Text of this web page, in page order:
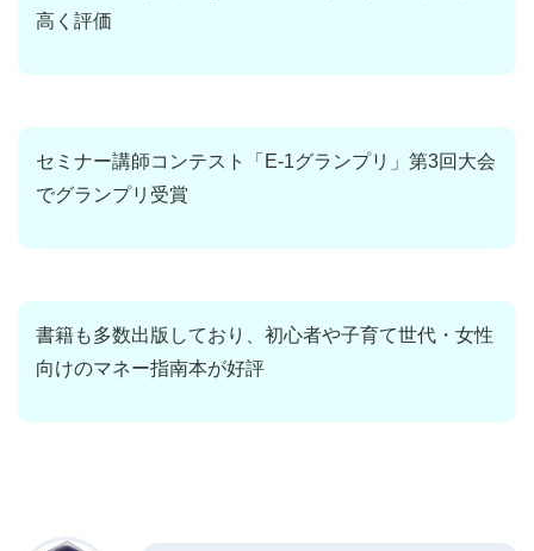
高く評価
セミナー講師コンテスト「E-1グランプリ」第3回大会
でグランプリ受賞
書籍も多数出版しており、初心者や子育て世代・女性
向けのマネー指南本が好評